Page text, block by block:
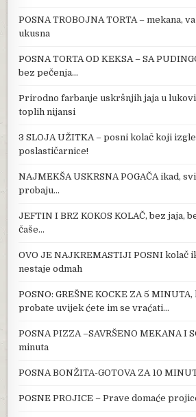
POSNA TROBOJNA TORTA – mekana,
ukusna
POSNA TORTA OD KEKSA – SA
bez pečenja…
Prirodno farbanje uskršnjih jaja u
toplih nijansi
3 SLOJA UŽITKA – posni kolač koji
poslastičarnice!
NAJMEKŠA USKRSNA POGAČA ikad,
probaju…
JEFTIN I BRZ KOKOS KOLAČ, bez jaja,
čaše…
OVO JE NAJKREMASTIJI POSNI kolač
nestaje odmah
POSNO: GREŠNE KOCKE ZA 5
probate uvijek ćete im se vraćati…
POSNA PIZZA –SAVRŠENO MEKANA I
minuta
POSNA BONŽITA-GOTOVA ZA 10
POSNE PROJICE – Prave domaće